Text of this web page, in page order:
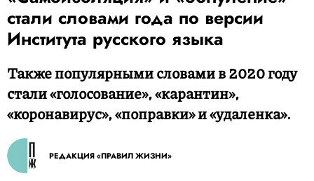
стали словами года по версии
Института русского языка
Также популярными словами в 2020 году
стали «голосование», «карантин»,
«коронавирус», «поправки» и «удаленка».
РЕДАКЦИЯ «ПРАВИЛ ЖИЗНИ»